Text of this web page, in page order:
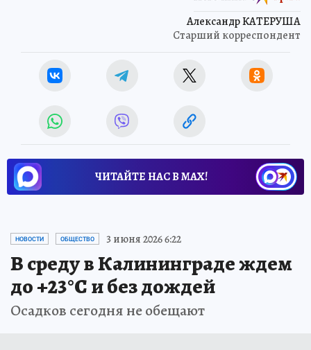
Александр КАТЕРУША
Старший корреспондент
ЧИТАЙТЕ НАС В МАХ!
НОВОСТИ ОБЩЕСТВО 3 июня 2026 6:22
В среду в Калининграде ждем
до +23°С и без дождей
Осадков сегодня не обещают